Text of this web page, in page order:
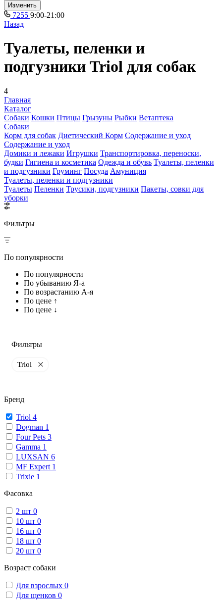
Изменить
7255 9:00-21:00
Назад
Туалеты, пеленки и
подгузники Triol для собак
4
Главная
Каталог
Собаки Кошки Птицы Грызуны Рыбки Ветаптека
Собаки
Корм для собак Диетический Корм Содержание и уход
Содержание и уход
Домики и лежаки Игрушки Транспортировка, переноски,
будки Гигиена и косметика Одежда и обувь Туалеты, пеленки
и подгузники Груминг Посуда Амуниция
Туалеты, пеленки и подгузники
Туалеты Пеленки Трусики, подгузники Пакеты, совки для
уборки
Фильтры
По популярности
По популярности
По убыванию Я-а
По возрастанию А-я
По цене ↑
По цене ↓
Фильтры
Triol
Бренд
Triol 4
Dogman 1
Four Pets 3
Gamma 1
LUXSAN 6
MF Expert 1
Trixie 1
Фасовка
2 шт 0
10 шт 0
16 шт 0
18 шт 0
20 шт 0
Возраст собаки
Для взрослых 0
Для щенков 0